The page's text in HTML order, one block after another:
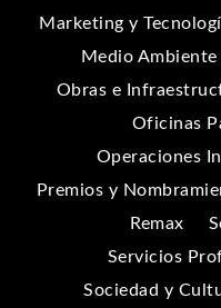
Marketing y
Medio Ambiente
Obras e
Oficinas
Operaciones
Premios y
Remax
Servicios
Sociedad y